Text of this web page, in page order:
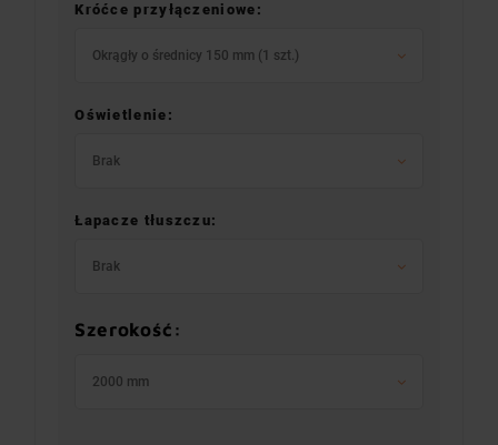
Króćce przyłączeniowe:
Okrągły o średnicy 150 mm (1 szt.)
Oświetlenie:
Brak
Łapacze tłuszczu:
Brak
Szerokość:
2000 mm